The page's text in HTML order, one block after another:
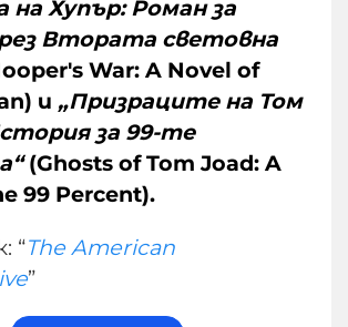
на Хупър: Роман за
Втората световна
War: A Novel of
и „Призраците на Том
за 99-те
(Ghosts of Tom Joad: A
99 Percent).
“The American
”